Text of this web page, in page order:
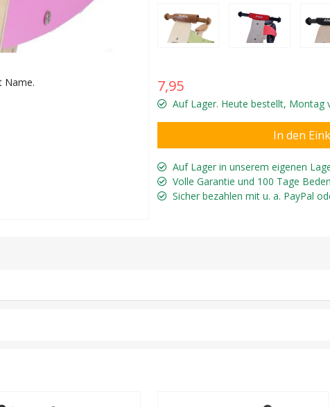
Name. 7,95
Auf Lager. Heute bestellt, Montag
Auf Lager in unserem eigenen
Volle Garantie und 100 Tage
Sicher bezahlen mit u. a. PayPal